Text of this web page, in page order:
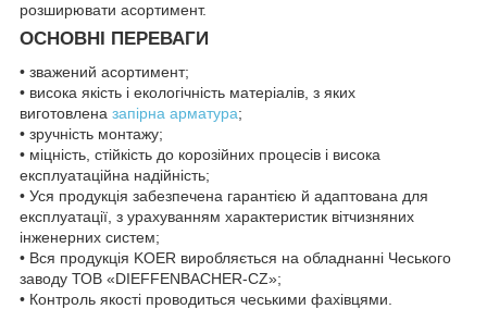
розширювати асортимент.
ОСНОВНІ ПЕРЕВАГИ
• зважений асортимент;
• висока якість і екологічність матеріалів, з яких
виготовлена запірна арматура;
• зручність монтажу;
• міцність, стійкість до корозійних процесів і висока
експлуатаційна надійність;
• Уся продукція забезпечена гарантією й адаптована для
експлуатації, з урахуванням характеристик вітчизняних
інженерних систем;
• Вся продукція KOER виробляється на обладнанні Чеського
заводу ТОВ «DIEFFENBACHER-CZ»;
• Контроль якості проводиться чеськими фахівцями.